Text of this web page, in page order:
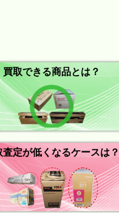
買取できる商品とは？
査定が低くなるケースは？